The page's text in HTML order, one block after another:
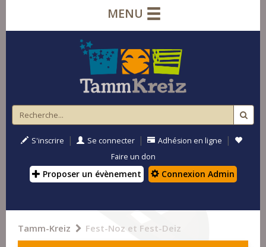
MENU
S'inscrire | Se connecter | Adhésion en ligne |
Faire un don
Proposer un évènement Connexion Admin
Tamm-Kreiz Fest-Noz et Fest-Deiz